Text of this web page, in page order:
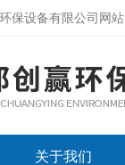
保设备有限公司网站
关于我们